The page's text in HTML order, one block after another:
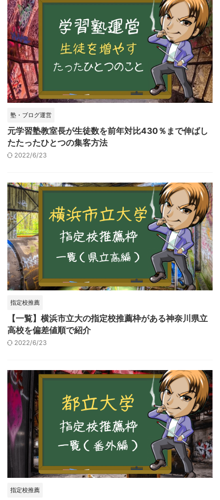
塾・ブログ運営
元学習塾教室長が生徒数を前年対比430％まで伸ばし
たたったひとつの集客方法
2022/6/23
指定校推薦
【一覧】横浜市立大の指定校推薦枠がある神奈川県立
高校を偏差値順で紹介
2022/6/23
指定校推薦